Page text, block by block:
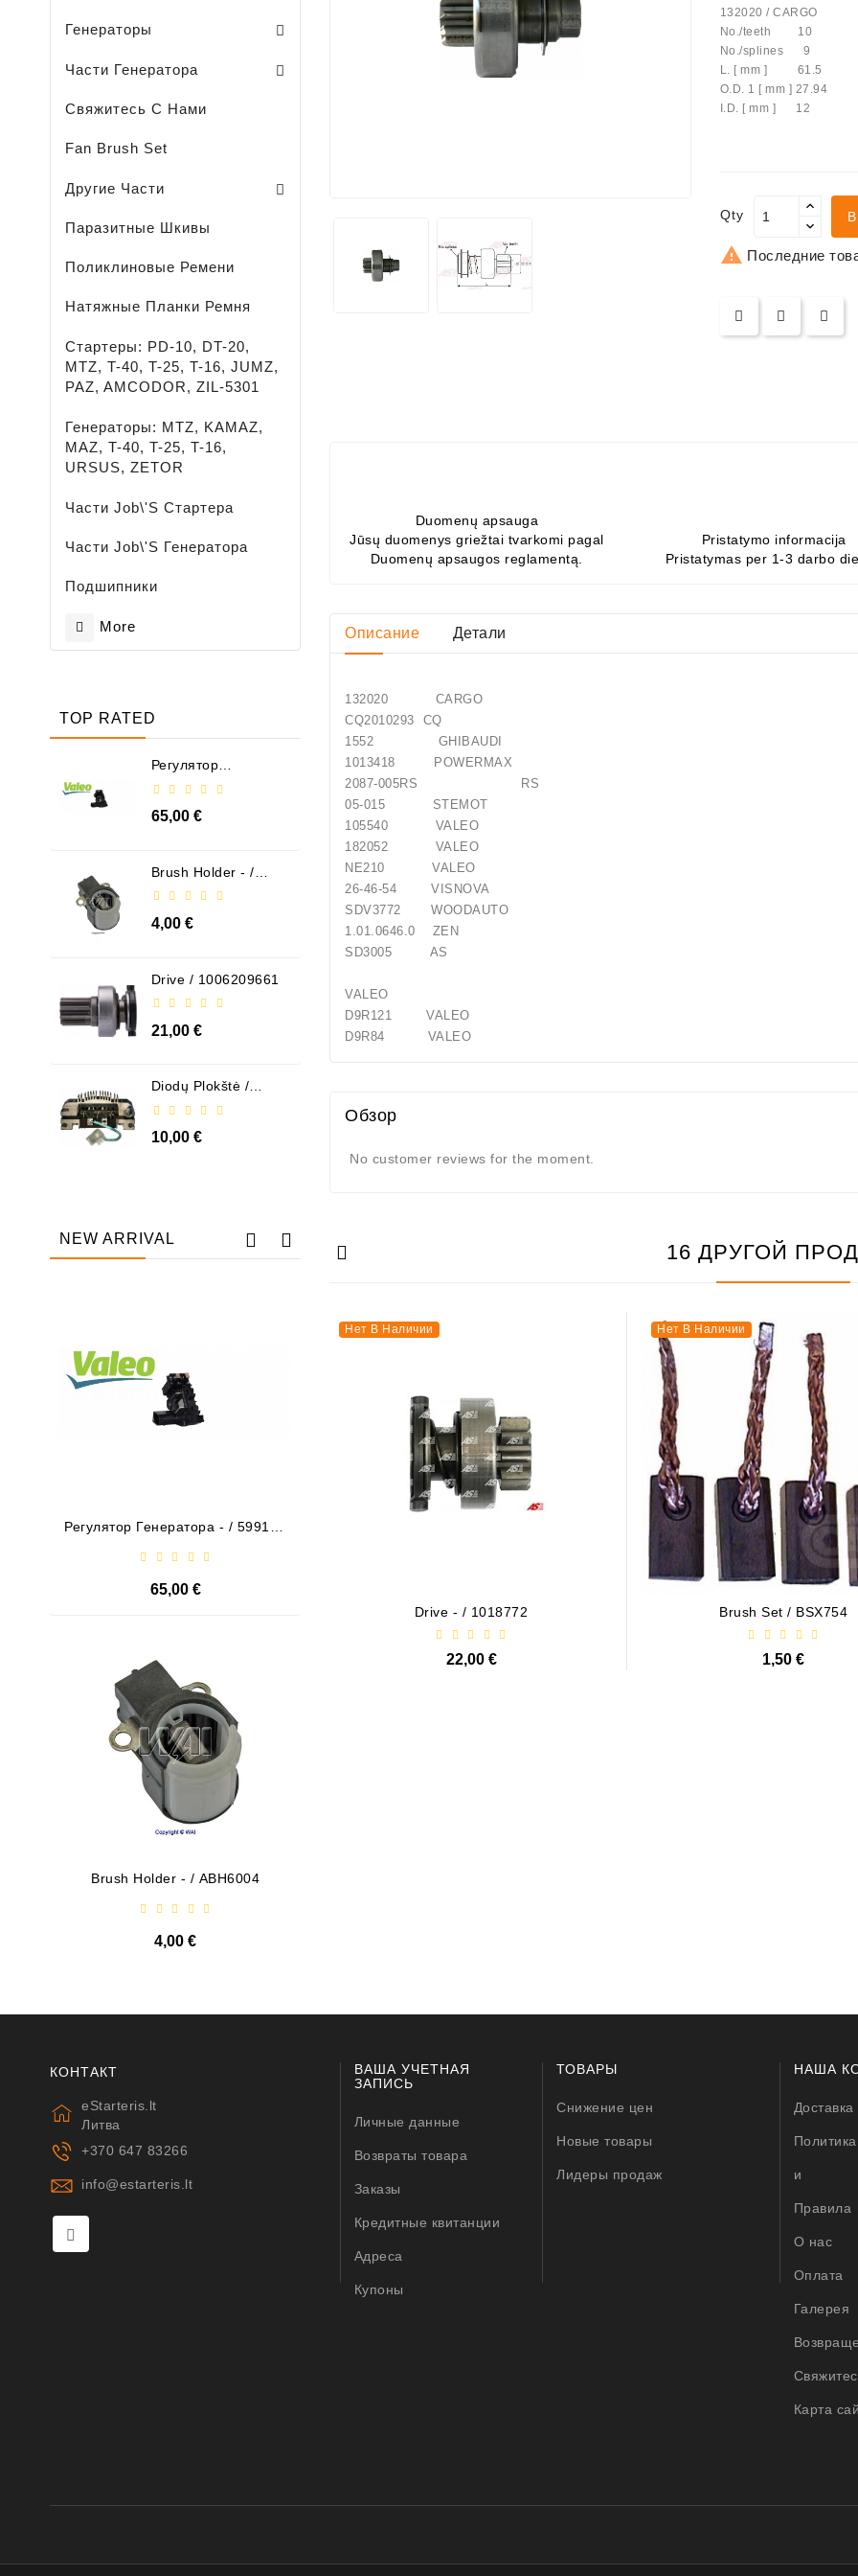
Генераторы
Части Генератора
Свяжитесь С Нами
Fan Brush Set
Другие Части
Паразитные Шкивы
Поликлиновые Ремени
Натяжные Планки Ремня
Стартеры: PD-10, DT-20,
MTZ, T-40, T-25, T-16, JUMZ,
PAZ, AMCODOR, ZIL-5301
Генераторы: MTZ, KAMAZ,
MAZ, T-40, T-25, T-16,
URSUS, ZETOR
Части Job\'s Стартера
Части Job\'s Генератора
Подшипники
More
TOP RATED
Регулятор
599101 VALEO
65,00 €
Brush Holder - /
4,00 €
Drive / 1006209661
21,00 €
Diodų Plokštė /
10,00 €
NEW ARRIVAL
Регулятор Генератора - / 599101
65,00 €
Brush Holder - / ABH6004
4,00 €
132020 / CARGO
No./teeth 10
No./splines 9
L. [ mm ] 61.5
O.D. 1 [ mm ] 27.94
I.D. [ mm ] 12
Qty В
 Последние
Duomenų apsauga
Jūsų duomenys griežtai tvarkomi pagal
Duomenų apsaugos reglamentą.
Pristatymo informacija
Pristatymas per 1-3 darbo
Описание Детали
132020 CARGO
CQ2010293 CQ
1552 GHIBAUDI
1013418 POWERMAX
2087-005RS RS
05-015 STEMOT
105540 VALEO
182052 VALEO
NE210 VALEO
26-46-54 VISNOVA
SDV3772 WOODAUTO
1.01.0646.0 ZEN
SD3005 AS
VALEO
D9R121 VALEO
D9R84 VALEO
Обзор
No customer reviews for the moment.
16 ДРУГОЙ
Нет В Наличии
Drive - / 1018772
22,00 €
Нет В Наличии
Brush Set / BSX754
1,50 €
КОНТАКТ
eStarteris.lt
Литва
+370 647 83266
info@estarteris.lt
ВАША УЧЕТНАЯ
ЗАПИСЬ
Личные данные
Возвраты товара
Заказы
Кредитные квитанции
Адреса
Купоны
ТОВАРЫ
Снижение цен
Новые товары
Лидеры продаж
НАША
Доставка
и
Правила
O нас
Оплата
Галерея
Карта